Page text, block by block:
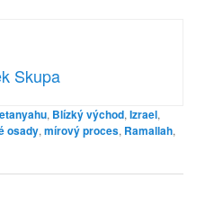
Skupa
, Blízký východ,Izrael,
osady,mírový proces, Ramallah,